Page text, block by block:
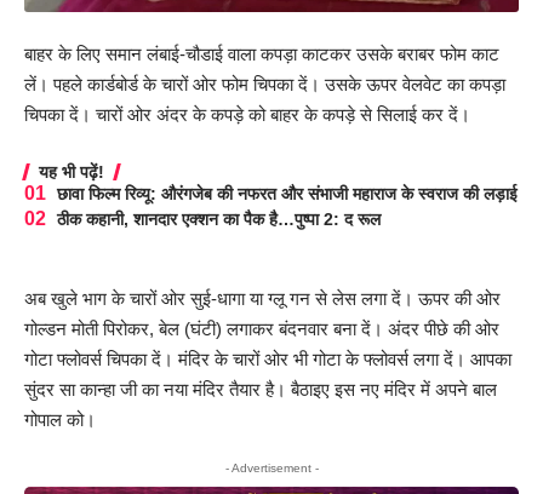
बाहर के लिए समान लंबाई-चौडाई वाला कपड़ा काटकर उसके बराबर फोम काट
लें। पहले कार्डबोर्ड के चारों ओर फोम चिपका दें। उसके ऊपर वेलवेट का कपड़ा
चिपका दें। चारों ओर अंदर के कपड़े को बाहर के कपड़े से सिलाई कर दें।
यह भी पढ़ें!
छावा फिल्म रिव्यू: औरंगजेब की नफरत और संभाजी महाराज के स्वराज की लड़ाई
ठीक कहानी, शानदार एक्शन का पैक है…पुष्पा 2: द रूल
अब खुले भाग के चारों ओर सुई-धागा या ग्लू गन से लेस लगा दें। ऊपर की ओर
गोल्डन मोती पिरोकर, बेल (घंटी) लगाकर बंदनवार बना दें। अंदर पीछे की ओर
गोटा फ्लोवर्स चिपका दें। मंदिर के चारों ओर भी गोटा के फ्लोवर्स लगा दें। आपका
सुंदर सा कान्हा जी का नया मंदिर तैयार है। बैठाइए इस नए मंदिर में अपने बाल
गोपाल को।
- Advertisement -